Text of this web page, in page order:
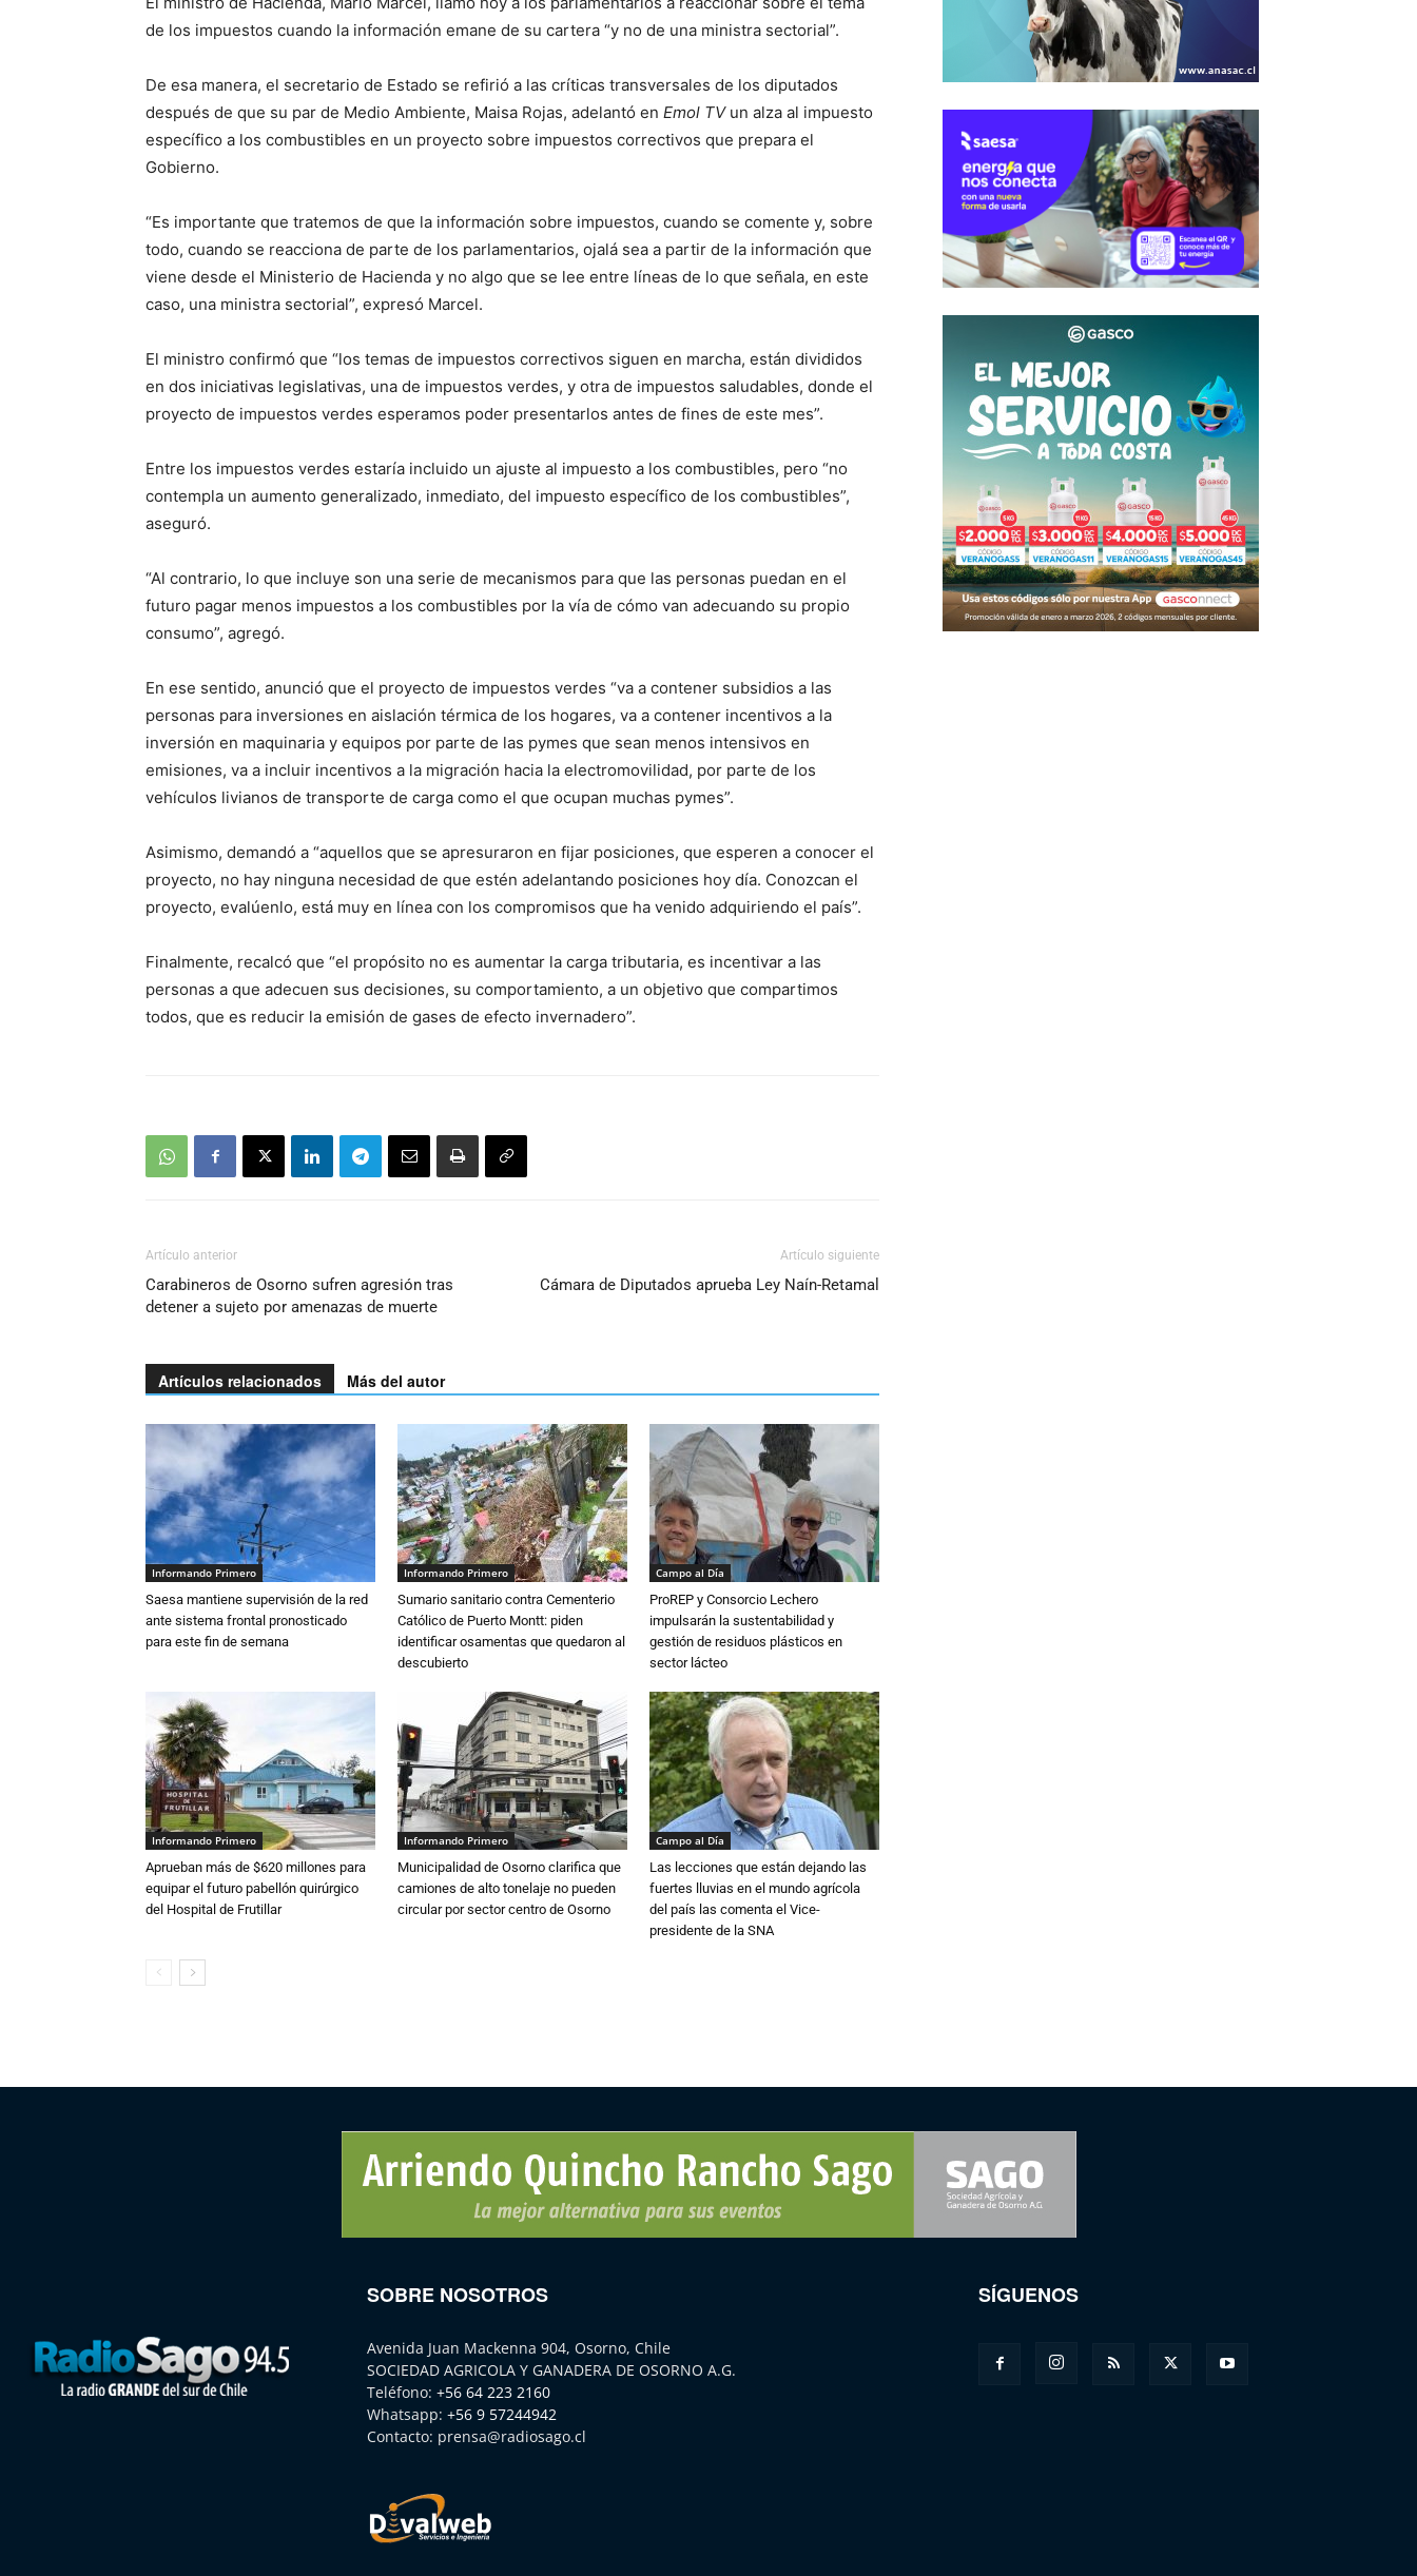
de los impuestos cuando la información emane de su cartera “y no de una ministra sectorial”.
De esa manera, el secretario de Estado se refirió a las críticas transversales de los diputados
después de que su par de Medio Ambiente, Maisa Rojas, adelantó en Emol TV un alza al impuesto
específico a los combustibles en un proyecto sobre impuestos correctivos que prepara el
Gobierno.
“Es importante que tratemos de que la información sobre impuestos, cuando se comente y, sobre
todo, cuando se reacciona de parte de los parlamentarios, ojalá sea a partir de la información que
viene desde el Ministerio de Hacienda y no algo que se lee entre líneas de lo que señala, en este
caso, una ministra sectorial”, expresó Marcel.
El ministro confirmó que “los temas de impuestos correctivos siguen en marcha, están divididos
en dos iniciativas legislativas, una de impuestos verdes, y otra de impuestos saludables, donde el
proyecto de impuestos verdes esperamos poder presentarlos antes de fines de este mes”.
Entre los impuestos verdes estaría incluido un ajuste al impuesto a los combustibles, pero “no
contempla un aumento generalizado, inmediato, del impuesto específico de los combustibles”,
aseguró.
“Al contrario, lo que incluye son una serie de mecanismos para que las personas puedan en el
futuro pagar menos impuestos a los combustibles por la vía de cómo van adecuando su propio
consumo”, agregó.
En ese sentido, anunció que el proyecto de impuestos verdes “va a contener subsidios a las
personas para inversiones en aislación térmica de los hogares, va a contener incentivos a la
inversión en maquinaria y equipos por parte de las pymes que sean menos intensivos en
emisiones, va a incluir incentivos a la migración hacia la electromovilidad, por parte de los
vehículos livianos de transporte de carga como el que ocupan muchas pymes”.
Asimismo, demandó a “aquellos que se apresuraron en fijar posiciones, que esperen a conocer el
proyecto, no hay ninguna necesidad de que estén adelantando posiciones hoy día. Conozcan el
proyecto, evalúenlo, está muy en línea con los compromisos que ha venido adquiriendo el país”.
Finalmente, recalcó que “el propósito no es aumentar la carga tributaria, es incentivar a las
personas a que adecuen sus decisiones, su comportamiento, a un objetivo que compartimos
todos, que es reducir la emisión de gases de efecto invernadero”.
Artículo anterior
Carabineros de Osorno sufren agresión tras
detener a sujeto por amenazas de muerte
Artículo siguiente
Cámara de Diputados aprueba Ley Naín-Retamal
Artículos relacionados Más del autor
Informando Primero
Saesa mantiene supervisión de la red
ante sistema frontal pronosticado
para este fin de semana
Informando Primero
Sumario sanitario contra Cementerio
Católico de Puerto Montt: piden
identificar osamentas que quedaron al
descubierto
Campo al Día
ProREP y Consorcio Lechero
impulsarán la sustentabilidad y
gestión de residuos plásticos en
sector lácteo
Informando Primero
Aprueban más de $620 millones para
equipar el futuro pabellón quirúrgico
del Hospital de Frutillar
Informando Primero
Municipalidad de Osorno clarifica que
camiones de alto tonelaje no pueden
circular por sector centro de Osorno
Campo al Día
Las lecciones que están dejando las
fuertes lluvias en el mundo agrícola
del país las comenta el Vice-
presidente de la SNA
SOBRE NOSOTROS
Avenida Juan Mackenna 904, Osorno, Chile
SOCIEDAD AGRICOLA Y GANADERA DE OSORNO A.G.
Teléfono: +56 64 223 2160
Whatsapp: +56 9 57244942
Contacto: prensa@radiosago.cl
SÍGUENOS